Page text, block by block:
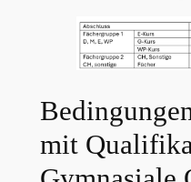
mit